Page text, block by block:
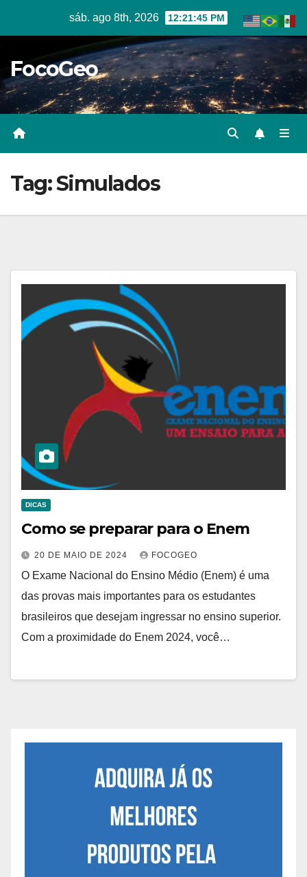
sáb. ago 8th, 2026 12:21:46 PM
FocoGeo
Tag:Simulados
DICAS
Como se preparar para o Enem
20 DE MAIO DE 2024 FOCOGEO
O Exame Nacional do Ensino Médio (Enem) é uma
das provas mais importantes para os estudantes
brasileiros que desejam ingressar no ensino superior.
Com a proximidade do Enem 2024, você…